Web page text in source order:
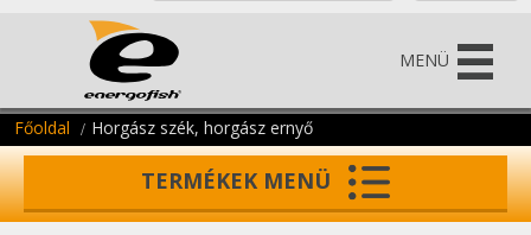
MENÜ
Főoldal Horgász szék, horgász ernyő
TERMÉKEK MENÜ